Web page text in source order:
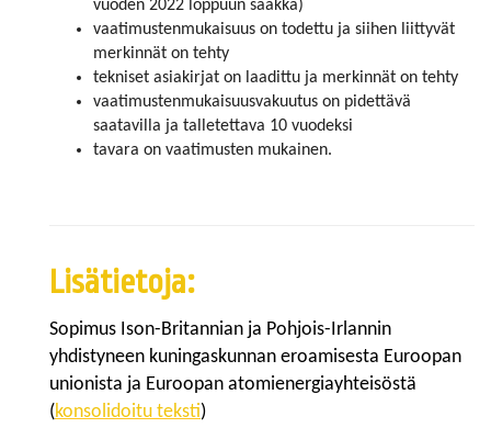
vuoden 2022 loppuun saakka)
vaatimustenmukaisuus on todettu ja siihen liittyvät
merkinnät on tehty
tekniset asiakirjat on laadittu ja merkinnät on tehty
vaatimustenmukaisuusvakuutus on pidettävä
saatavilla ja talletettava 10 vuodeksi
tavara on vaatimusten mukainen.
Lisätietoja:
Sopimus Ison-Britannian ja Pohjois-Irlannin
yhdistyneen kuningaskunnan eroamisesta Euroopan
unionista ja Euroopan atomienergiayhteisöstä
(konsolidoitu teksti)